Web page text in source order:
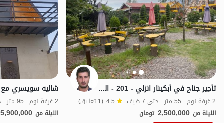
تأجير جناح في أبكينار انزلي - 201 - الطابق 2
2 غرفة نوم . 55 متر . حتى 7 ضيف 4.5 (1 تعليق)
الليلة من 2,500,000 تومان
2 غرفة نوم . 95 متر . حتى 8 ضيف
الليلة من 5,900,000